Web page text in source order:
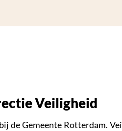
Veiligheid
de Gemeente Rotterdam.